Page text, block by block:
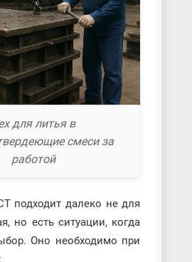
для литья в
смеси за
работой
подходит далеко не для
но есть ситуации, когда
Оно необходимо при